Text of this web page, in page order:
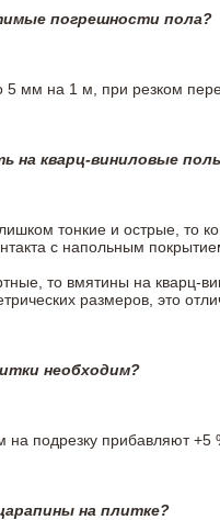
погрешности пола?
мм на 1 м, при резком
на кварц-виниловые
тонкие и острые, то
с напольным
то вмятины на кварц-
размеров, это
необходим?
подрезку прибавляют +5
на плитке?